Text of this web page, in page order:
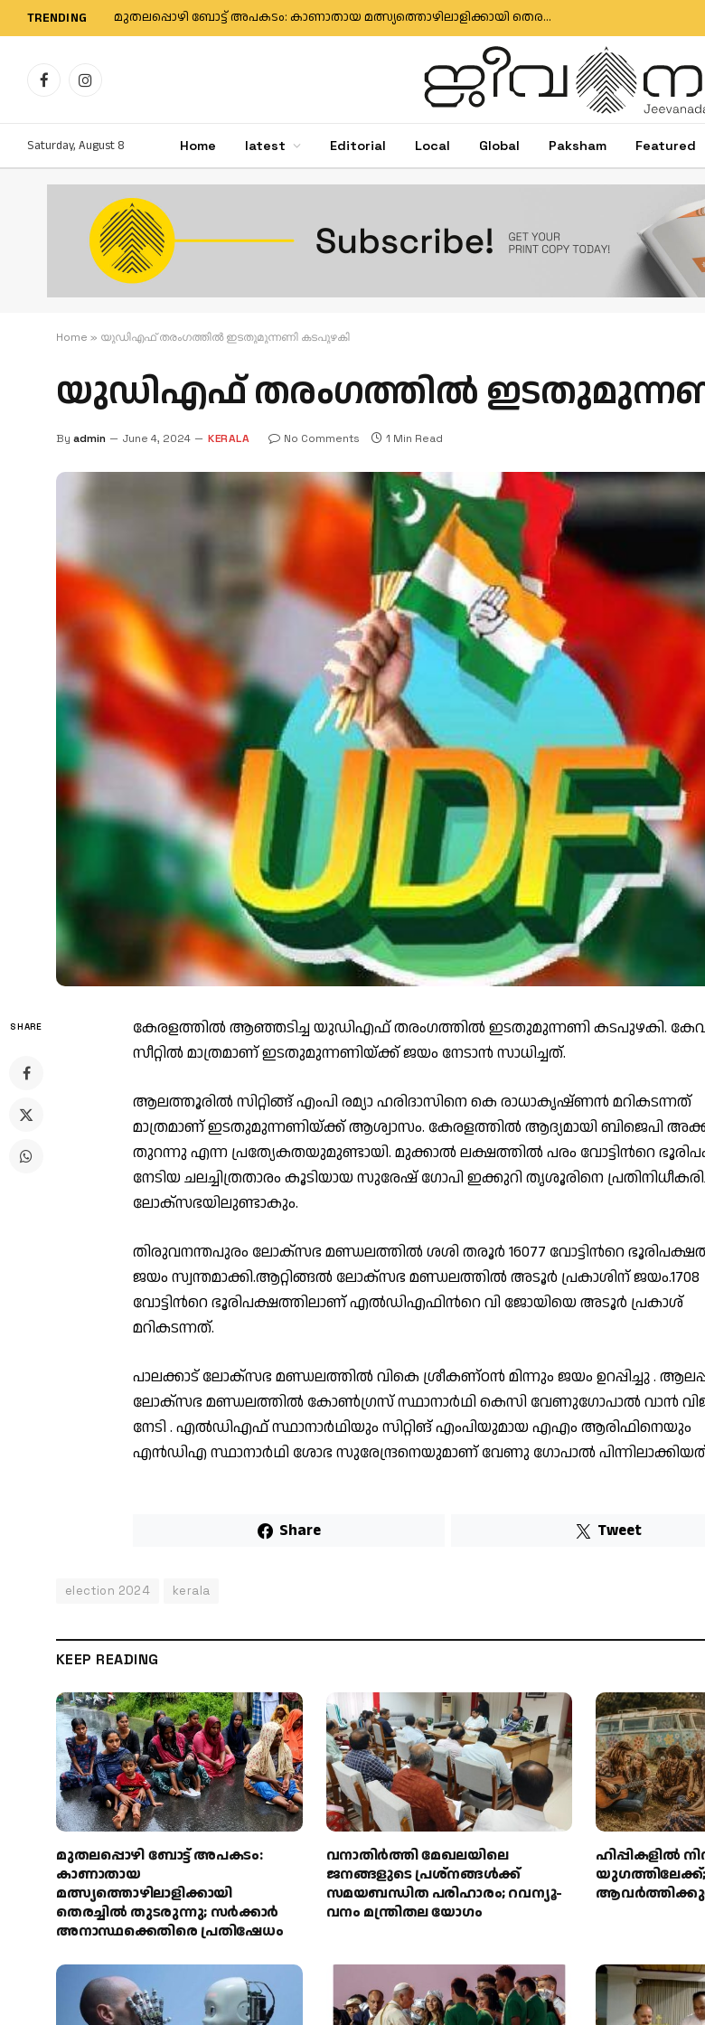
TRENDING മുതലപ്പൊഴി ബോട്ട് അപകടം: കാണാതായ മത്സ്യത്തൊഴിലാളിക്കായി തെരച്ചിൽ തുടരുന്നു; സർക്കാർ അനാസ്ഥക്കെതിരെ പ്രതിഷേധം
FacebookInstagram
Saturday, August 8 Home latest Editorial Local Global Paksham Featured
Home » യുഡിഎഫ് തരംഗത്തില്‍ ഇടതുമുന്നണി കടപുഴകി
യുഡിഎഫ് തരംഗത്തില്‍
By admin June 4, 2024 KERALA No Comments 1 Min Read
SHARE
കേരളത്തില്‍ ആഞ്ഞടിച്ച യുഡിഎഫ് തരംഗത്തില്‍ ഇടതുമുന്നണി കടപുഴകി.
സീറ്റില്‍ മാത്രമാണ് ഇടതുമുന്നണിയ്ക്ക് ജയം നേടാൻ സാധിച്ചത്.
ആലത്തൂരില്‍ സിറ്റിങ്ങ് എംപി രമ്യാ ഹരിദാസിനെ കെ രാധാകൃഷ്ണന്‍ മറികടന്നത്
മാത്രമാണ് ഇടതുമുന്നണിയ്‌ക്ക് ആശ്വാസം. കേരളത്തില്‍ ആദ്യമായി ബിജെപി
തുറന്നു എന്ന പ്രത്യേകതയുമുണ്ടായി. മുക്കാല്‍ ലക്ഷത്തില്‍ പരം വോട്ടിന്‍റെ
നേടിയ ചലച്ചിത്രതാരം കൂടിയായ സുരേഷ് ഗോപി ഇക്കുറി തൃശൂരിനെ
ലോക്‌സഭയിലുണ്ടാകും.
തിരുവനന്തപുരം ലോക്‌സഭ മണ്ഡലത്തിൽ ശശി തരൂര്‍ 16077 വോട്ടിന്‍റെ
ജയം സ്വന്തമാക്കി.ആറ്റിങ്ങല്‍ ലോക്‌സഭ മണ്ഡലത്തില്‍ അടൂര്‍ പ്രകാശിന് ജയം.1708
വോട്ടിന്‍റെ ഭൂരിപക്ഷത്തിലാണ് എല്‍ഡിഎഫിന്‍റെ വി ജോയിയെ അടൂര്‍ പ്രകാശ്
മറികടന്നത്.
പാലക്കാട് ലോക്‌സഭ മണ്ഡലത്തില്‍ വികെ ശ്രീകണ്‌ഠൻ മിന്നും ജയം ഉറപ്പിച്ചു .
ലോക്‌സഭ മണ്ഡലത്തിൽ കോണ്‍ഗ്രസ് സ്ഥാനാർഥി കെസി വേണുഗോപാല്‍ വാൻ
നേടി . എൽഡിഎഫ് സ്ഥാനാർഥിയും സിറ്റിങ് എംപിയുമായ എഎം ആരിഫിനെയും
എന്‍ഡിഎ സ്ഥാനാർഥി ശോഭ സുരേന്ദ്രനെയുമാണ് വേണു ഗോപാല്‍
Share Tweet
election 2024 kerala
KEEP READING
മുതലപ്പൊഴി ബോട്ട് അപകടം:
കാണാതായ
മത്സ്യത്തൊഴിലാളിക്കായി
തെരച്ചിൽ തുടരുന്നു; സർക്കാർ
അനാസ്ഥക്കെതിരെ പ്രതിഷേധം
വനാതിർത്തി മേഖലയിലെ
ജനങ്ങളുടെ പ്രശ്നങ്ങൾക്ക്
സമയബന്ധിത പരിഹാരം; റവന്യൂ-
വനം മന്ത്രിതല യോഗം
ഹിപ്പികളില്‍